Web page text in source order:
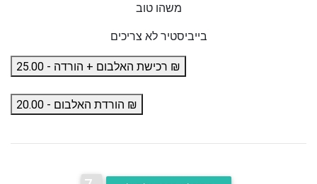
משהו טוב
בייביסטיר לא צריכים
רכישת האלבום + הורדה - 25.00 ₪
הורדת האלבום - 20.00 ₪